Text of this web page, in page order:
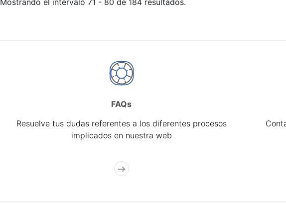
Mostrando el intervalo 71 - 80 de 184 resultados.
FAQs
Resuelve tus dudas referentes a los diferentes procesos
implicados en nuestra web